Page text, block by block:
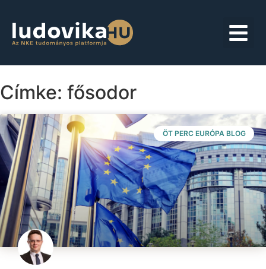
Címke: fősodor
ÖT PERC EURÓPA BLOG